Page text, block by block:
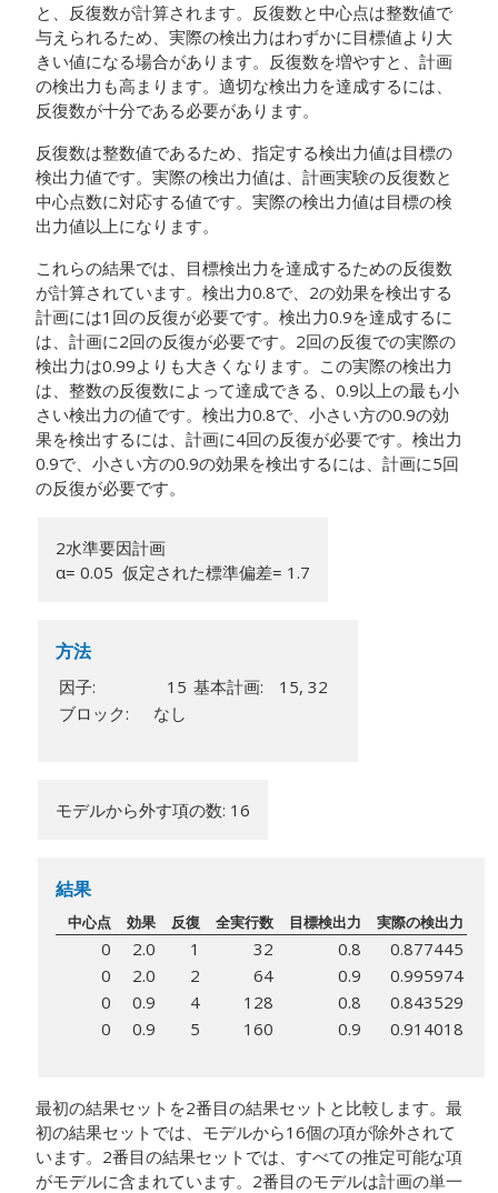
と、反復数が計算されます。反復数と中心点は整数値で
与えられるため、実際の検出力はわずかに目標値より大
きい値になる場合があります。 反復数を増やすと、計画
の検出力も高まります。適切な検出力を達成するには、
反復数が十分である必要があります。
反復数は整数値であるため、指定する検出力値は目標の
検出力値です。実際の検出力値は、計画実験の反復数と
中心点数に対応する値です。実際の検出力値は目標の検
出力値以上になります。
これらの結果では、目標検出力を達成するための反復数
が計算されています。検出力0.8で、2の効果を検出する
計画には1回の反復が必要です。検出力0.9を達成するに
は、計画に2回の反復が必要です。2回の反復での実際の
検出力は0.99よりも大きくなります。この実際の検出力
は、整数の反復数によって達成できる、0.9以上の最も小
さい検出力の値です。検出力0.8で、小さい方の0.9の効
果を検出するには、計画に4回の反復が必要です。検出力
0.9で、小さい方の0.9の効果を検出するには、計画に5回
の反復が必要です。
2水準要因計画
α= 0.05 仮定された標準偏差= 1.7
方法
因子: 15 基本計画:
15, 32
ブロック:
なし
モデルから外す項の数: 16
結果
中心点 効果 反復 全実行数 目標検出力 実際の検出力
0 2.0 1 32 0.8
0.877445
0
2.0 2 64 0.9
0.995974
0
0.9 4 128 0.8
0.843529
0
0.9 5 160 0.9 0.914018
最初の結果セットを2番目の結果セットと比較します。最
初の結果セットでは、モデルから16個の項が除外されて
います。2番目の結果セットでは、すべての推定可能な項
がモデルに含まれています。2番目のモデルは計画の単一